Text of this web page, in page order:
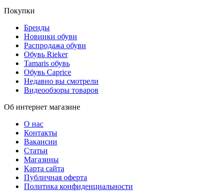
Покупки
Бренды
Новинки обуви
Распродажа обуви
Обувь Rieker
Tamaris обувь
Обувь Caprice
Недавно вы смотрели
Видеообзоры товаров
Об интернет магазине
О нас
Контакты
Вакансии
Статьи
Магазины
Карта сайта
Публичная оферта
Политика конфиденциальности